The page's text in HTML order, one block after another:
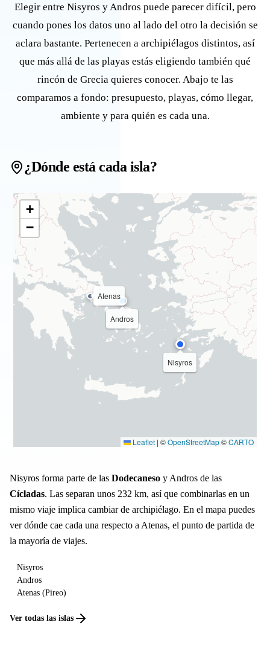
Elegir entre Nisyros y Andros puede parecer difícil, pero
cuando pones los datos uno al lado del otro la decisión se
aclara bastante. Pertenecen a archipiélagos distintos, así
que más allá de las playas estás eligiendo también qué
rincón de Grecia quieres conocer. Abajo te las
comparamos a fondo: presupuesto, playas, cómo llegar,
ambiente y para quién es cada una.
¿Dónde está cada isla?
Nisyros
Andros
Atenas
+
−
Leaflet | ©OpenStreetMap©CARTO
Nisyros forma parte de las Dodecaneso y Andros de las
Cícladas. Las separan unos 232 km, así que combinarlas en un
mismo viaje implica cambiar de archipiélago. En el mapa puedes
ver dónde cae cada una respecto a Atenas, el punto de partida de
la mayoría de viajes.
Nisyros
Andros
Atenas (Pireo)
Ver todas las islas